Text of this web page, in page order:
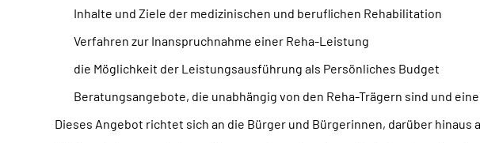
Inhalte und Ziele der medizinischen und beruflichen Rehabilitation
Verfahren zur Inanspruchnahme einer Reha-Leistung
die Möglichkeit der Leistungsausführung als Persönliches Budget
Beratungsangebote, die unabhängig von den Reha-Trägern sind und
Dieses Angebot richtet sich an die Bürger und Bürgerinnen, darüber